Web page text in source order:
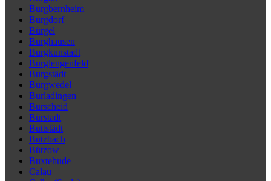
Burgbernheim
Burgdorf
Bürgel
Burghausen
Burgkunstadt
Burglengenfeld
Burgstädt
Burgwedel
Burladingen
Burscheid
Bürstadt
Buttstädt
Butzbach
Bützow
Buxtehude
Calau